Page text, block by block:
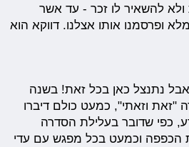
להשאיר לו זכר - עד אשר
ופרסמנו אותו אצלנו. דווקא הוא
נתנצל כאן בכל זאת! בשנה
"זאת וזאתי", כמעט כולם דיברו
כפי שדובר בעלילת הסדרה
הכפפה וכמעט בכל מפגש עם עדי